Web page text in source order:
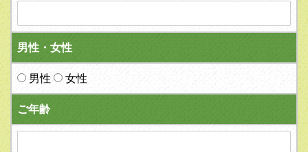
男性・女性
男性 女性
ご年齢